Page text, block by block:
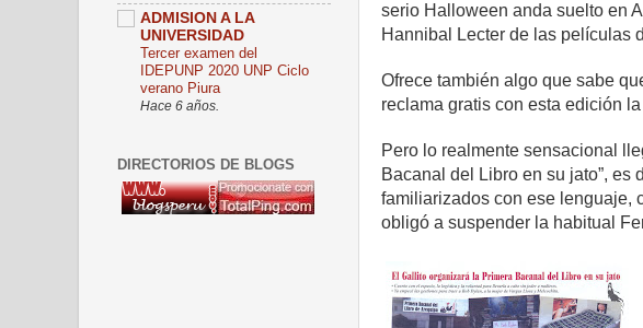
serio Halloween anda suelto en
Hannibal Lecter de las películas
Ofrece también algo que sabe
reclama gratis con esta edición
Pero lo realmente sensacional
Bacanal del Libro en su jato”, es
familiarizados con ese lenguaje,
obligó a suspender la habitual
ADMISION A LA
UNIVERSIDAD
Tercer examen del
IDEPUNP 2020 UNP Ciclo
verano Piura
Hace 6 años.
DIRECTORIOS DE BLOGS